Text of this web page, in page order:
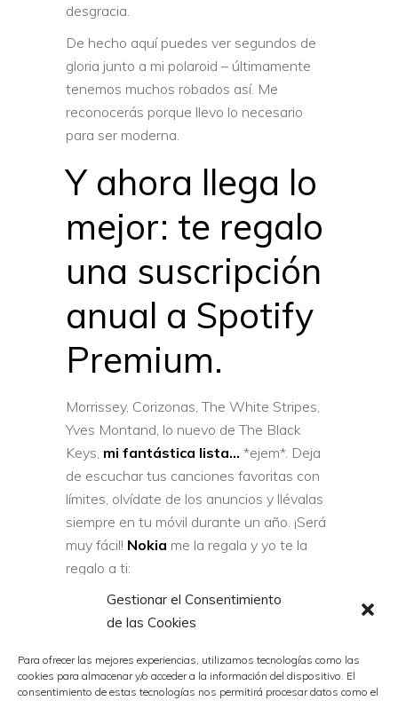
Gestionar el Consentimiento
de las Cookies
Para ofrecer las mejores experiencias, utilizamos tecnologías como las
cookies para almacenar y/o acceder a la información del dispositivo. El
consentimiento de estas tecnologías nos permitirá procesar datos como el
desgracia.
De hecho aquí puedes ver segundos de
gloria junto a mi polaroid – últimamente
tenemos muchos robados así. Me
reconocerás porque llevo lo necesario
para ser moderna.
Y ahora llega lo
mejor: te regalo
una suscripción
anual a Spotify
Premium.
Morrissey, Corizonas, The White Stripes,
Yves Montand, lo nuevo de The Black
Keys, mi fantástica lista… *ejem*. Deja
de escuchar tus canciones favoritas con
límites, olvídate de los anuncios y llévalas
siempre en tu móvil durante un año. ¡Será
muy fácil! Nokia me la regala y yo te la
regalo a ti: